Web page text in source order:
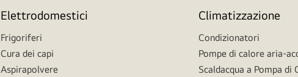
Elettrodomestici
Frigoriferi
Cura dei capi
Aspirapolvere
Climatizzazione
Condizionatori
Pompe di calore aria-
Scaldacqua a Pompa di